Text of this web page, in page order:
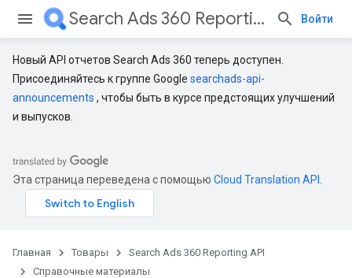
Search Ads 360 Reporting API Войти
Новый API отчетов Search Ads 360 теперь доступен.
Присоединяйтесь к группе Google searchads-api-
announcements , чтобы быть в курсе предстоящих улучшений
и выпусков.
Эта страница переведена с помощью Cloud Translation API
Главная Товары
Search Ads 360 Reporting API
Справочные материалы